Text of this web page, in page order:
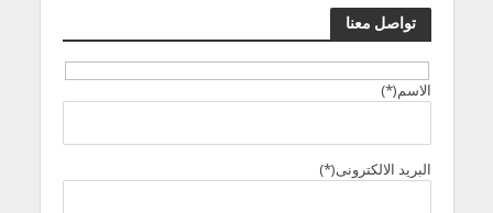
تواصل معنا
الاسم(*)
البريد الالكترونى(*)